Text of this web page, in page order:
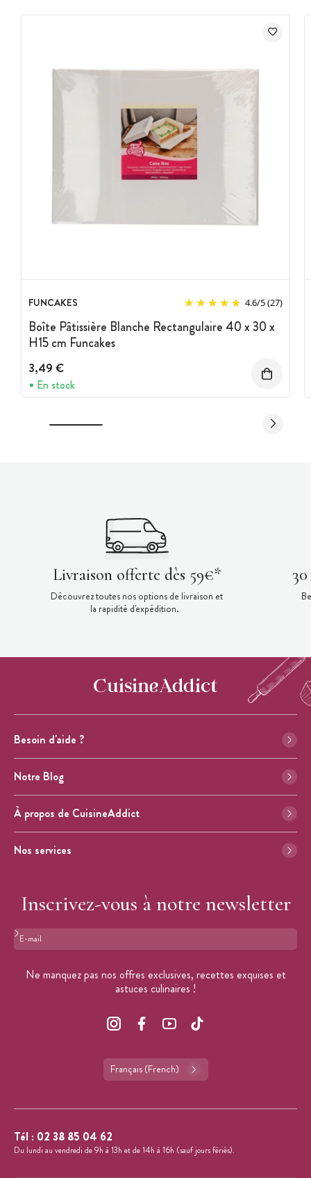
FUNCAKES 4.6/5(27)
Boîte Pâtissière Blanche Rectangulaire 40 x 30 x
H15 cm Funcakes
3,49 €
En stock
Livraison offerte dès 59€*
Découvrez toutes nos options de livraison et
la rapidité d'expédition.
Besoin d'aide ?
Notre Blog
À propos de CuisineAddict
Nos services
Inscrivez-vous à notre newsletter
Format : adresse@email.com
Ne manquez pas nos offres exclusives, recettes exquises et
astuces culinaires !
Français (French)
Tél : 02 38 85 04 62
Du lundi au vendredi de 9h à 13h et de 14h à 16h (sauf jours fériés).